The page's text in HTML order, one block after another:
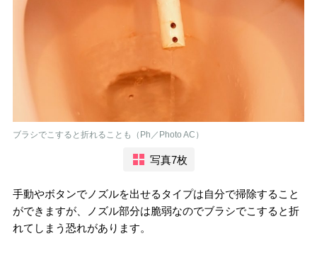
ブラシでこすると折れることも（Ph／Photo AC）
写真7枚
手動やボタンでノズルを出せるタイプは自分で掃除すること
ができますが、ノズル部分は脆弱なのでブラシでこすると折
れてしまう恐れがあります。